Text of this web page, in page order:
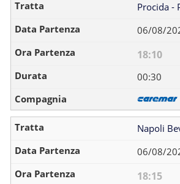
Procida -
06/08/
18:10
00:30
Napoli
06/08/
18:15